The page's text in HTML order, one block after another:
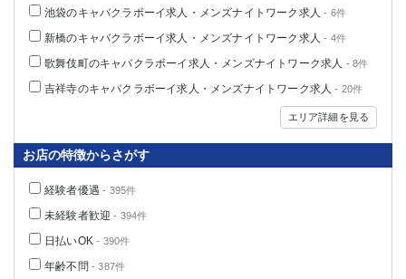
池袋のキャバクラボーイ求人・メンズナイトワーク求人 - 6件
新橋のキャバクラボーイ求人・メンズナイトワーク求人 - 4件
歌舞伎町のキャバクラボーイ求人・メンズナイトワーク求人 - 8件
吉祥寺のキャバクラボーイ求人・メンズナイトワーク求人 - 20件
エリア詳細を見る
お店の特徴からさがす
経験者優遇 - 395件
未経験者歓迎 - 394件
日払いOK - 390件
年齢不問 - 387件
厚木
横須賀
桜木町
草加
獨協大学前＜草加松原＞
春日部
蕨